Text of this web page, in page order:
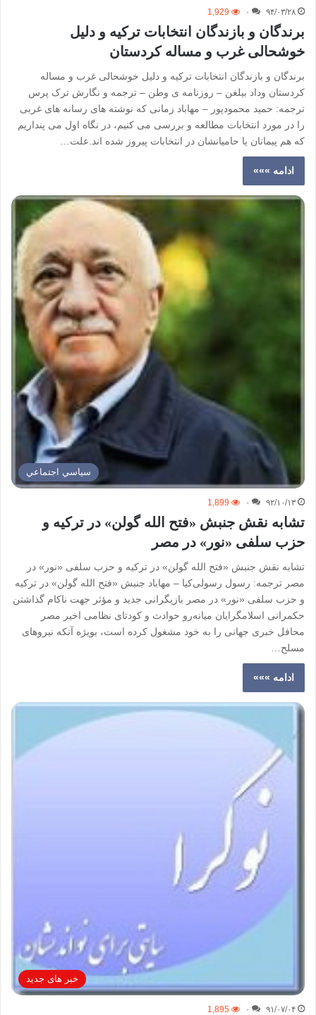
۹۴/۰۳/۲۸ ۰ 1,929
برندگان و بازندگان انتخابات ترکیه و دلیل
خوشحالی غرب و مساله کردستان
برندگان و بازندگان انتخابات ترکیه و دلیل خوشحالی غرب و مساله
کردستان وداد بیلغن – روزنامه ی وطن – ترجمه و نگارش ترک پرس
ترجمه: حمید محمودپور – مهاباد زمانی که نوشته های رسانه های غربی
را در مورد انتخابات مطالعه و بررسی می کنیم، در نگاه اول می پنداریم
که هم پیمانان یا حامیانشان در انتخابات پیروز شده اند.علت…
ادامه »»»
سياسي اجتماعي
۹۲/۱۰/۱۳ ۰ 1,899
تشابه نقش جنبش «فتح الله گولن» در ترکیه و
حزب سلفی «نور» در مصر
تشابه نقش جنبش «فتح الله گولن» در ترکیه و حزب سلفی «نور» در
مصر ترجمه: رسول رسولی‌کیا – مهاباد جنبش «فتح الله گولن» در ترکیه
و حزب سلفی «نور» در مصر بازیگرانی جدید و مؤثر جهت ناکام گذاشتن
حکمرانی اسلامگرایان میانەرو حوادث و کودتای نظامی اخیر مصر
محافل خبری جهانی را به خود مشغول کرده است، بویژه آنکه نیروهای
مسلح…
ادامه »»»
خبر های جدید
۹۱/۰۷/۰۴ ۰ 1,895